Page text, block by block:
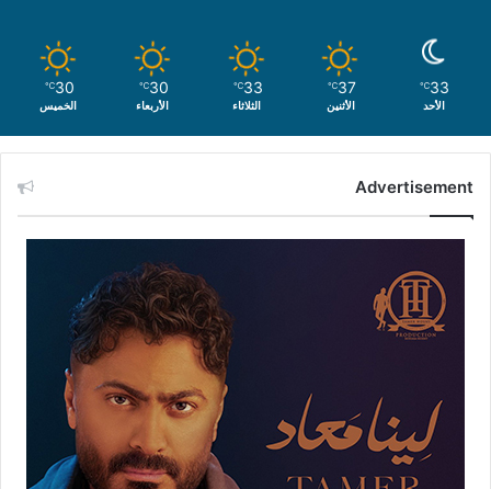
33
℃
الأحد
37
℃
الأثنين
33
℃
الثلاثاء
30
℃
الأربعاء
30
℃
الخميس
Advertisement